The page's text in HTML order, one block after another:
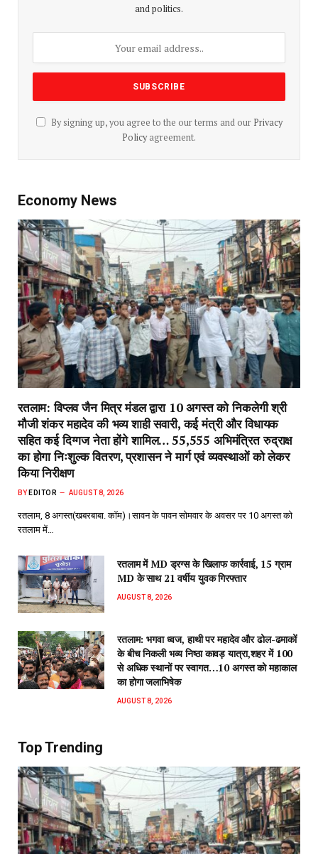
and politics.
By signing up, you agree to the our terms and our Privacy
Policyagreement.
Economy News
रतलाम: विप्लव जैन मित्र मंडल द्वारा 10 अगस्त को निकलेगी श्री
मौजी शंकर महादेव की भव्य शाही सवारी, कई मंत्री और विधायक
सहित कई दिग्गज नेता होंगे शामिल… 55,555 अभिमंत्रित रुद्राक्ष
का होगा निःशुल्क वितरण, प्रशासन ने मार्ग एवं व्यवस्थाओं को लेकर
किया निरीक्षण
BY EDITOR AUGUST 8, 2026
रतलाम, 8 अगस्त(खबरबाबा. कॉम)।सावन के पावन सोमवार के अवसर पर 10 अगस्त को
रतलाम में…
रतलाम में MD ड्रग्स के खिलाफ कार्रवाई, 15 ग्राम
MD के साथ 21 वर्षीय युवक गिरफ्तार
AUGUST 8, 2026
रतलाम: भगवा ध्वज, हाथी पर महादेव और ढोल-ढमाकों
के बीच निकली भव्य निष्ठा कावड़ यात्रा,शहर में 100
से अधिक स्थानों पर स्वागत…10 अगस्त को महाकाल
का होगा जलाभिषेक
AUGUST 8, 2026
Top Trending